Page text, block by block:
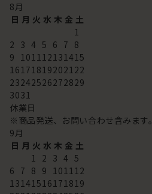
8月
日 月 火 水 木 金 土
1
2 3 4 5 6 7 8
9 101112131415
16171819202122
23242526272829
3031
休業日
※商品発送、お問い合わせ含みます。
9月
日 月 火 水 木 金 土
1 2 3 4 5
6 7 8 9 101112
13141516171819